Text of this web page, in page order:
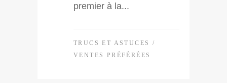
premier à la...
TRUCS ET ASTUCES
/
VENTES PRÉFÉRÉES